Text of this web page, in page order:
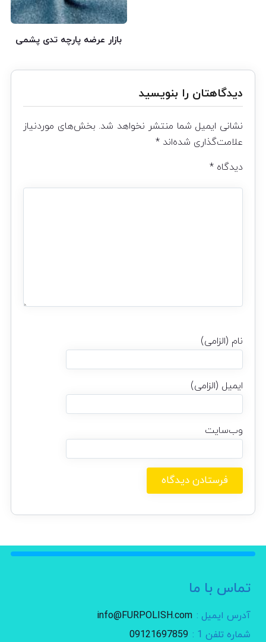
بازار عرضه پارچه تدی پشمی
دیدگاهتان را بنویسید
نشانی ایمیل شما منتشر نخواهد شد. بخش‌های موردنیاز
علامت‌گذاری شده‌اند *
دیدگاه *
نام (الزامی)
ایمیل (الزامی)
وب‌سایت
تماس با ما
آدرس ایمیل : info@FURPOLISH.com
شماره تلفن 1 :
09121697859